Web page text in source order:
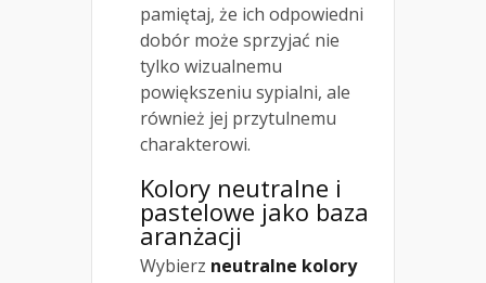
pamiętaj, że ich odpowiedni
dobór może sprzyjać nie
tylko wizualnemu
powiększeniu sypialni, ale
również jej przytulnemu
charakterowi.
Kolory neutralne i
pastelowe jako baza
aranżacji
Wybierz neutralne kolory